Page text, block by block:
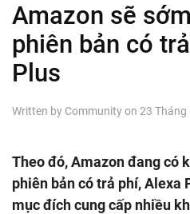
Amazon sẽ
phiên bản có
Plus
Written by Communityon 23 Tháng
Theo đó, Amazon đang có
phiên bản có trả phí, Alexa
mục đích cung cấp nhiều